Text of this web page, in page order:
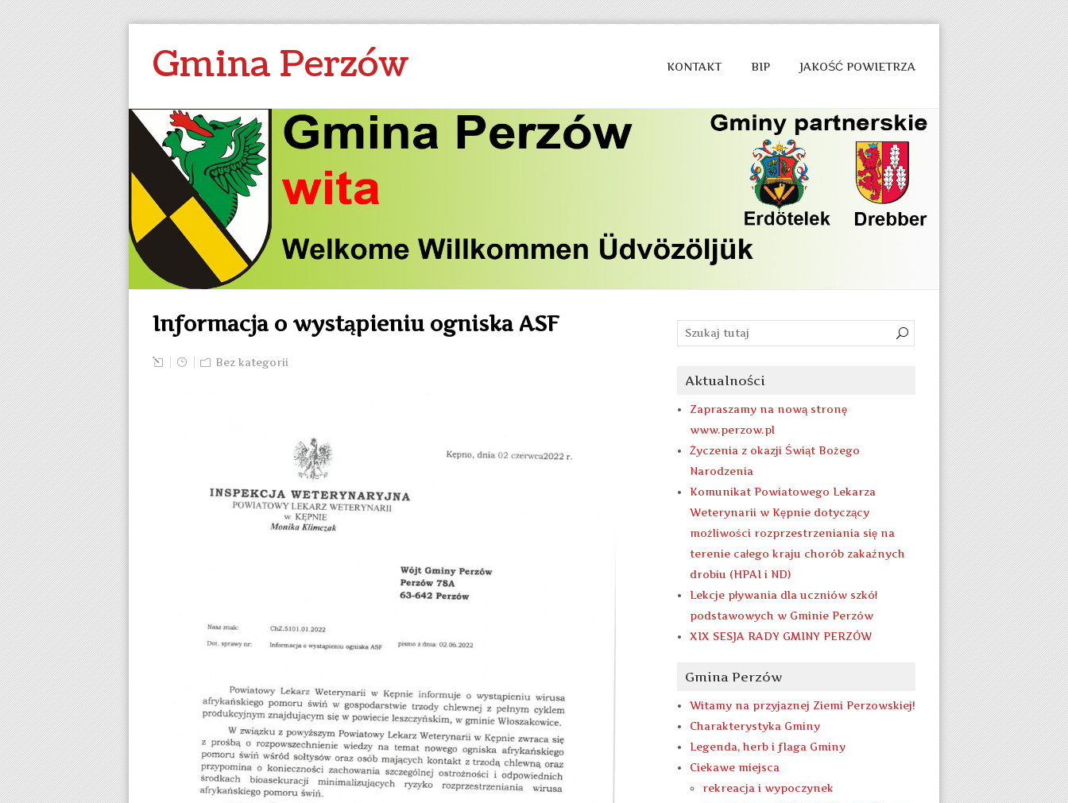
Gmina Perzów KONTAKT BIP JAKOŚĆ POWIETRZA
Informacja o wystąpieniu ogniska ASF
Bez kategorii
Aktualności
Zapraszamy na nową stronę
www.perzow.pl
Życzenia z okazji Świąt Bożego
Narodzenia
Komunikat Powiatowego Lekarza
Weterynarii w Kępnie dotyczący
możliwości rozprzestrzeniania się na
terenie całego kraju chorób zakaźnych
drobiu (HPAI i ND)
Lekcje pływania dla uczniów szkół
podstawowych w Gminie Perzów
XIX SESJA RADY GMINY PERZÓW
Gmina Perzów
Witamy na przyjaznej Ziemi Perzowskiej!
Charakterystyka Gminy
Legenda, herb i flaga Gminy
Ciekawe miejsca
rekreacja i wypoczynek